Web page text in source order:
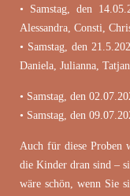
• Samstag, den
Alessandra, Consti,
• Samstag, den
Daniela, Julianna,
• Samstag, den
• Samstag, den
Auch für diese Proben
die Kinder dran sind –
wäre schön, wenn Sie